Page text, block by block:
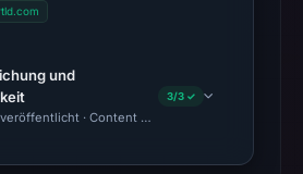
und
· Content Observed Unavailable ·
3/3 ✓